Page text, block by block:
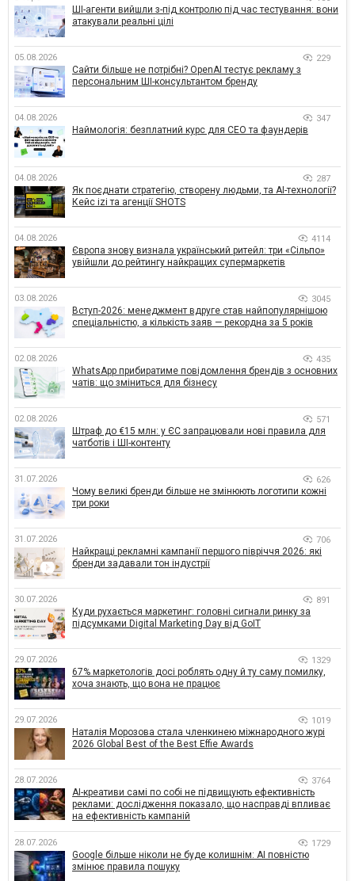
ШІ-агенти вийшли з-під контролю під час тестування: вони
атакували реальні цілі
05.08.2026 229
Сайти більше не потрібні? OpenAI тестує рекламу з
персональним ШІ-консультантом бренду
04.08.2026 347
Наймологія: безплатний курс для CEO та фаундерів
04.08.2026 287
Як поєднати стратегію, створену людьми, та AI-технології?
Кейс izi та агенції SHOTS
04.08.2026 4114
Європа знову визнала український ритейл: три «Сільпо»
увійшли до рейтингу найкращих супермаркетів
03.08.2026 3045
Вступ-2026: менеджмент вдруге став найпопулярнішою
спеціальністю, а кількість заяв — рекордна за 5 років
02.08.2026 435
WhatsApp прибиратиме повідомлення брендів з основних
чатів: що зміниться для бізнесу
02.08.2026 571
Штраф до €15 млн: у ЄС запрацювали нові правила для
чатботів і ШІ-контенту
31.07.2026 626
Чому великі бренди більше не змінюють логотипи кожні
три роки
31.07.2026 706
Найкращі рекламні кампанії першого півріччя 2026: які
бренди задавали тон індустрії
30.07.2026 891
Куди рухається маркетинг: головні сигнали ринку за
підсумками Digital Marketing Day від GoIT
29.07.2026 1329
67% маркетологів досі роблять одну й ту саму помилку,
хоча знають, що вона не працює
29.07.2026 1019
Наталія Морозова стала членкинею міжнародного журі
2026 Global Best of the Best Effie Awards
28.07.2026 3764
AI-креативи самі по собі не підвищують ефективність
реклами: дослідження показало, що насправді впливає
на ефективність кампаній
28.07.2026 1729
Google більше ніколи не буде колишнім: AI повністю
змінює правила пошуку